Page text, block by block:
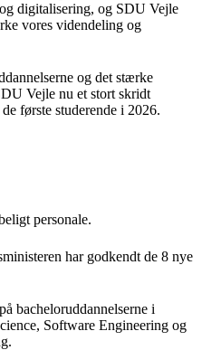
digitalisering, og SDU Vejle
vores videndeling og
og det stærke
Vejle nu et stort skridt
første studerende i 2026.
personale.
har godkendt de 8 nye
bacheloruddannelserne i
Software Engineering og